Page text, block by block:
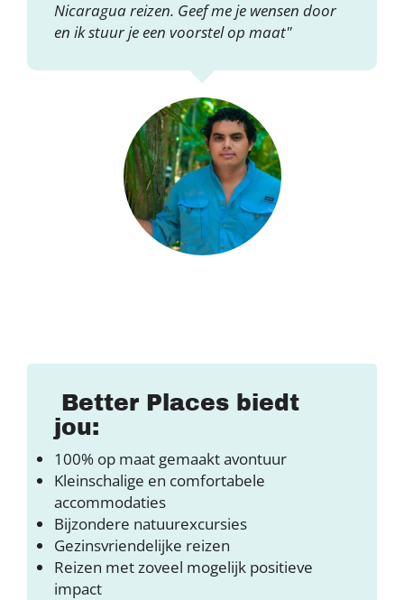
Nicaragua reizen. Geef me je wensen door
en ik stuur je een voorstel op maat"
Better Places biedt
jou:
100% op maat gemaakt avontuur
Kleinschalige en comfortabele
accommodaties
Bijzondere natuurexcursies
Gezinsvriendelijke reizen
Reizen met zoveel mogelijk positieve
impact